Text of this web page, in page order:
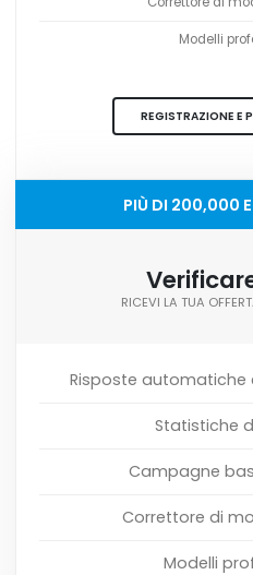
Modelli
REGISTRAZIONE E
PIÙ DI 200,000
RICEVI LA TUA
Risposte automatiche
Statistiche
Campagne
Correttore di
Modelli